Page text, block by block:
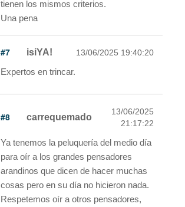
tienen los mismos criterios.
Una pena
#7 isiYA! 13/06/2025 19:40:20
Expertos en trincar.
#8 carrequemado
13/06/2025
21:17:22
Ya tenemos la peluquería del medio día
para oír a los grandes pensadores
arandinos que dicen de hacer muchas
cosas pero en su día no hicieron nada.
Respetemos oír a otros pensadores,